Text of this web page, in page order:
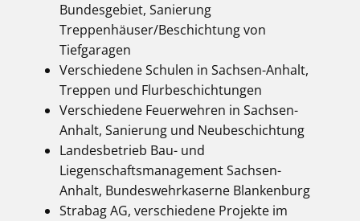
Bundesgebiet, Sanierung
Treppenhäuser/Beschichtung von
Tiefgaragen
Verschiedene Schulen in Sachsen-Anhalt,
Treppen und Flurbeschichtungen
Verschiedene Feuerwehren in Sachsen-
Anhalt, Sanierung und Neubeschichtung
Landesbetrieb Bau- und
Liegenschaftsmanagement Sachsen-
Anhalt, Bundeswehrkaserne Blankenburg
Strabag AG, verschiedene Projekte im